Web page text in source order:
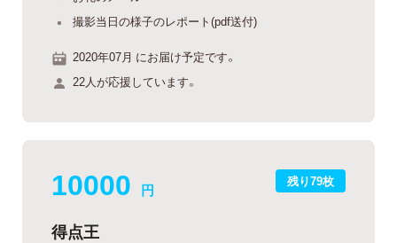
撮影当日の様子のレポート(pdf送付)
2020年07月 にお届け予定です。
22人が応援しています。
残り79枚
10000 円
得点王